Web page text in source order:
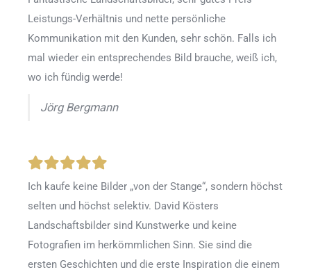
Leistungs-Verhältnis und nette persönliche
Kommunikation mit den Kunden, sehr schön. Falls ich
mal wieder ein entsprechendes Bild brauche, weiß ich,
wo ich fündig werde!
Jörg Bergmann
Ich kaufe keine Bilder „von der Stange“, sondern höchst
selten und höchst selektiv. David Kösters
Landschaftsbilder sind Kunstwerke und keine
Fotografien im herkömmlichen Sinn. Sie sind die
ersten Geschichten und die erste Inspiration die einem